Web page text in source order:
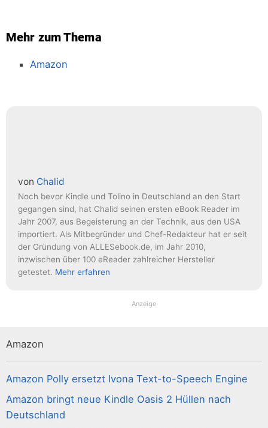
Mehr zum Thema
Amazon
von Chalid
Noch bevor Kindle und Tolino in Deutschland an den Start
gegangen sind, hat Chalid seinen ersten eBook Reader im
Jahr 2007, aus Begeisterung an der Technik, aus den USA
importiert. Als Mitbegründer und Chef-Redakteur hat er seit
der Gründung von ALLESebook.de, im Jahr 2010,
inzwischen über 100 eReader zahlreicher Hersteller
getestet. Mehr erfahren
Anzeige
Amazon
Amazon Polly ersetzt Ivona Text-to-Speech Engine
Amazon bringt neue Kindle Oasis 2 Hüllen nach
Deutschland